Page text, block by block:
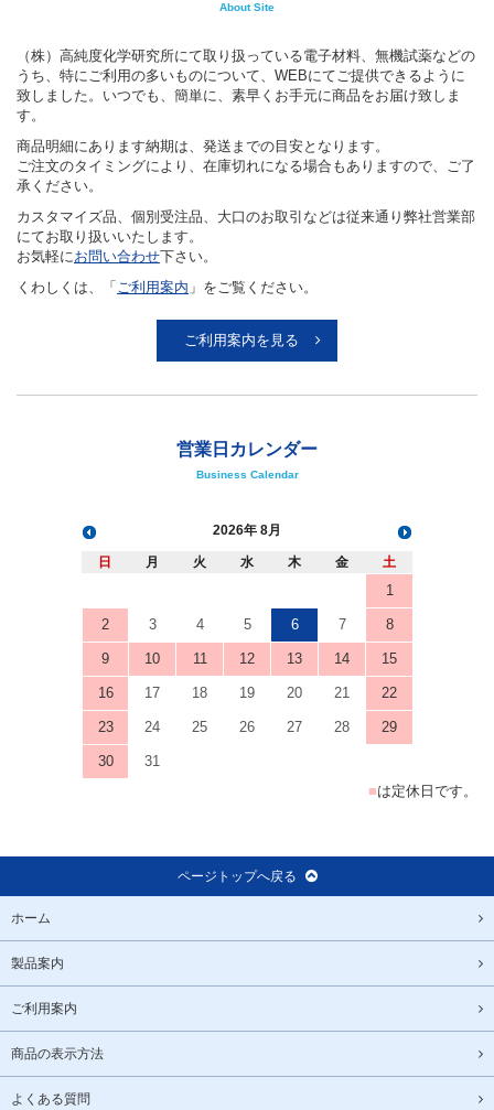
About Site
（株）高純度化学研究所にて取り扱っている電子材料、無機試薬などの
うち、特にご利用の多いものについて、WEBにてご提供できるように
致しました。いつでも、簡単に、素早くお手元に商品をお届け致しま
す。
商品明細にあります納期は、発送までの目安となります。
ご注文のタイミングにより、在庫切れになる場合もありますので、ご了
承ください。
カスタマイズ品、個別受注品、大口のお取引などは従来通り弊社営業部
にてお取り扱いいたします。
お気軽にお問い合わせ下さい。
くわしくは、「 ご利用案内 」をご覧ください。
ご利用案内を見る
営業日カレンダー
Business Calendar
2026 8月
日 月 火 水 木 金 土
1
2 3 4 5 6 7 8
9 10 11 12 13 14 15
16 17 18 19 20 21 22
23 24 25 26 27 28 29
30
31
■は定休日です。
ページトップへ戻る
ホーム
製品案内
ご利用案内
商品の表示方法
よくある質問